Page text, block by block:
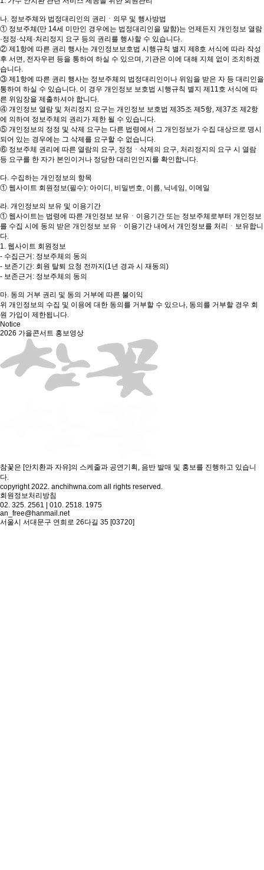
나. 정보주체와 법정대리인의 권리ㆍ의무 및 행사방법
① 정보주체(만 14세 미만인 경우에는 법정대리인을 말함)는 언제든지 개인정보 열람
·정정·삭제·처리정지 요구 등의 권리를 행사할 수 있습니다.
② 제1항에 따른 권리 행사는 개인정보보호법 시행규칙 별지 제8호 서식에 따라 작성
후 서면, 전자우편 등을 통하여 하실 수 있으며, 기관은 이에 대해 지체 없이 조치하겠
습니다.
③ 제1항에 따른 권리 행사는 정보주체의 법정대리인이나 위임을 받은 자 등 대리인을
통하여 하실 수 있습니다. 이 경우 개인정보 보호법 시행규칙 별지 제11호 서식에 따
른 위임장을 제출하셔야 합니다.
④ 개인정보 열람 및 처리정지 요구는 개인정보 보호법 제35조 제5항, 제37조 제2항
에 의하여 정보주체의 권리가 제한 될 수 있습니다.
⑤ 개인정보의 정정 및 삭제 요구는 다른 법령에서 그 개인정보가 수집 대상으로 명시
되어 있는 경우에는 그 삭제를 요구할 수 없습니다.
⑥ 정보주체 권리에 따른 열람의 요구, 정정ㆍ삭제의 요구, 처리정지의 요구 시 열람
등 요구를 한 자가 본인이거나 정당한 대리인인지를 확인합니다.
다. 수집하는 개인정보의 항목
① 웹사이트 회원정보(필수): 아이디, 비밀번호, 이름, 닉네임, 이메일
라. 개인정보의 보유 및 이용기간
① 웹사이트는 법령에 따른 개인정보 보유ㆍ이용기간 또는 정보주체로부터 개인정보
를 수집 시에 동의 받은 개인정보 보유ㆍ이용기간 내에서 개인정보를 처리ㆍ보유합니
다.
1. 웹사이트 회원정보
- 수집근거: 정보주체의 동의
- 보존기간: 회원 탈퇴 요청 전까지(1년 경과 시 재동의)
- 보존근거: 정보주체의 동의
마. 동의 거부 권리 및 동의 거부에 따른 불이익
위 개인정보의 수집 및 이용에 대한 동의를 거부할 수 있으나, 동의를 거부할 경우 회
원 가입이 제한됩니다.
Notice
2026 가을콘서트 홍보영상
참꽃은 [안치환과 자유]의 스케줄과 공연기획, 음반 발매 및 홍보를 진행하고 있습니
다.
copyright 2022. anchihwna.com all rights reserved.
회원정보처리방침
02. 325. 2561 | 010. 2518. 1975
an_free@hanmail.net
서울시 서대문구 연희로 26다길 35 [03720]